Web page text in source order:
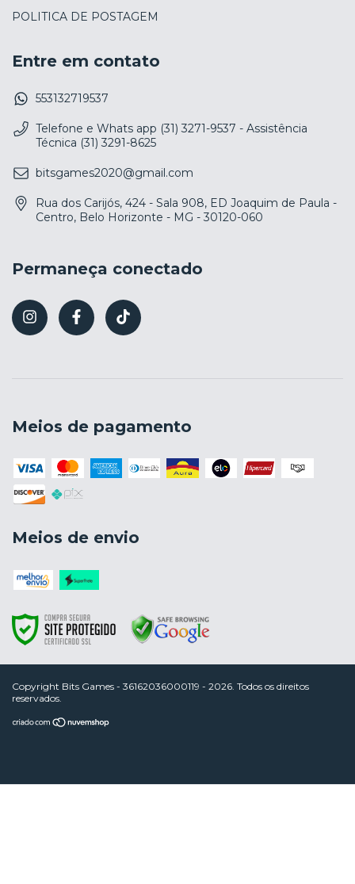
POLITICA DE POSTAGEM
Entre em contato
553132719537
Telefone e Whats app (31) 3271-9537 - Assistência
Técnica (31) 3291-8625
bitsgames2020@gmail.com
Rua dos Carijós, 424 - Sala 908, ED Joaquim de Paula -
Centro, Belo Horizonte - MG - 30120-060
Permaneça conectado
Meios de pagamento
Meios de envio
Copyright Bits Games - 36162036000119 - 2026. Todos os direitos
reservados.